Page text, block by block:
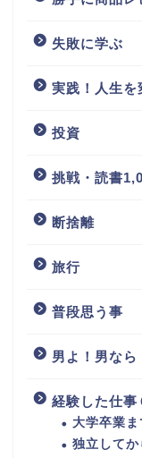
失敗に学ぶ
実践！人生を
投資
挑戦・読書
断捨離
旅行
普段思う事
男よ！男なら
経験した仕事
大学卒業ま
独立してか